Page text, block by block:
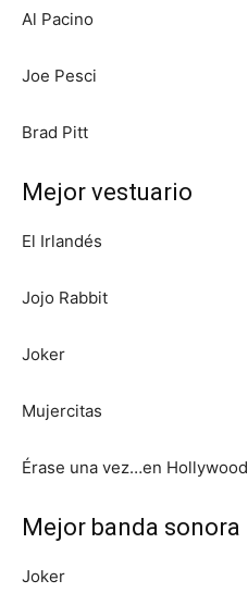
Al Pacino
Joe Pesci
Brad Pitt
Mejor vestuario
El Irlandés
Jojo Rabbit
Joker
Mujercitas
Érase una vez…en Hollywood
Mejor banda sonora
Joker